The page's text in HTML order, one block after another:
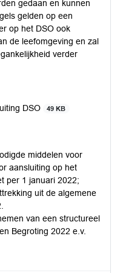
gedaan en kunnen
gelden op een
op het DSO ook
de leefomgeving en zal
verder
DSO
49 KB
middelen voor
aansluiting op het
per 1 januari 2022;
uit de algemene
van een structureel
Begroting 2022 e.v.